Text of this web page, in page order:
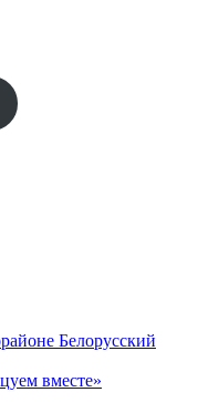
Белорусский
вместе»